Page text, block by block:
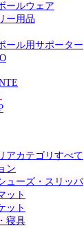
ールウェア
ー用品
ール用サポーター
アカテゴリすべて
ン
ューズ・スリッパ
ット
ット
寝具